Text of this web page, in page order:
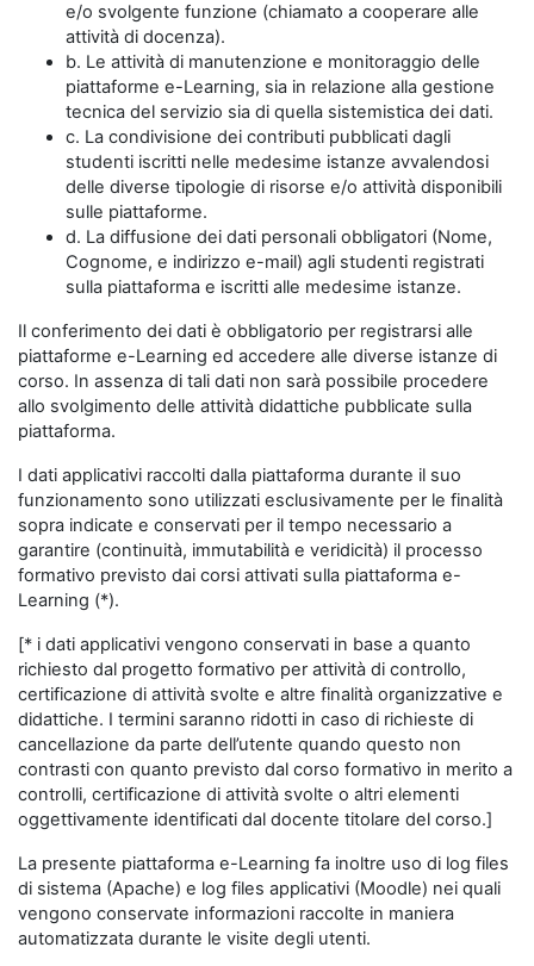
e/o svolgente funzione (chiamato a cooperare alle
attività di docenza).
b. Le attività di manutenzione e monitoraggio delle
piattaforme e-Learning, sia in relazione alla gestione
tecnica del servizio sia di quella sistemistica dei dati.
c. La condivisione dei contributi pubblicati dagli
studenti iscritti nelle medesime istanze avvalendosi
delle diverse tipologie di risorse e/o attività disponibili
sulle piattaforme.
d. La diffusione dei dati personali obbligatori (Nome,
Cognome, e indirizzo e-mail) agli studenti registrati
sulla piattaforma e iscritti alle medesime istanze.
Il conferimento dei dati è obbligatorio per registrarsi alle
piattaforme e-Learning ed accedere alle diverse istanze di
corso. In assenza di tali dati non sarà possibile procedere
allo svolgimento delle attività didattiche pubblicate sulla
piattaforma.
I dati applicativi raccolti dalla piattaforma durante il suo
funzionamento sono utilizzati esclusivamente per le finalità
sopra indicate e conservati per il tempo necessario a
garantire (continuità, immutabilità e veridicità) il processo
formativo previsto dai corsi attivati sulla piattaforma e-
Learning (*).
[* i dati applicativi vengono conservati in base a quanto
richiesto dal progetto formativo per attività di controllo,
certificazione di attività svolte e altre finalità organizzative e
didattiche. I termini saranno ridotti in caso di richieste di
cancellazione da parte dell’utente quando questo non
contrasti con quanto previsto dal corso formativo in merito a
controlli, certificazione di attività svolte o altri elementi
oggettivamente identificati dal docente titolare del corso.]
La presente piattaforma e-Learning fa inoltre uso di log files
di sistema (Apache) e log files applicativi (Moodle) nei quali
vengono conservate informazioni raccolte in maniera
automatizzata durante le visite degli utenti.